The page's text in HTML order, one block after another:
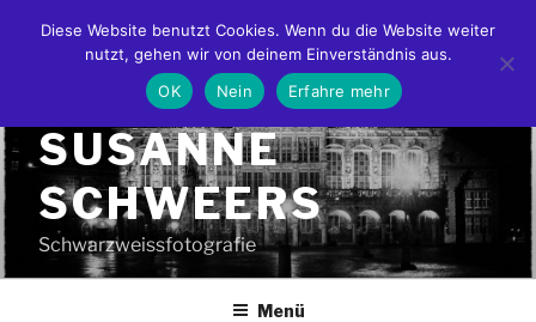
Inhalt
SUSANNE
SCHWEERS
Schwarzweissfotografie
Menü
Diese Website benutzt Cookies. Wenn du die Website weiter
nutzt, gehen wir von deinem Einverständnis aus.
OK
Nein Erfahre mehr